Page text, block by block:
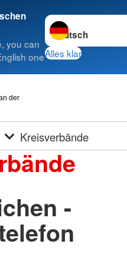
you can
one
Sprache wechseln
Alles klar
der
Kreisverbände
-